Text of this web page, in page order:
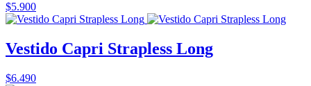
$5.900
Vestido Capri Strapless Long
$6.490